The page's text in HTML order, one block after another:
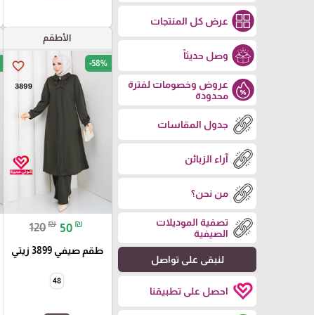
عرض كل المنتجات
وصل حديثاً
عروض وخصومات لفترة
محدودة
جدول المقاسات
آراء الزبائن
من نحن؟
تصفية الموديلات
الصيفية
لنبقى على تواصل
احصل على تطبيقنا
الأطقم
favorite_border -58%
120₪ 50 ₪
طقم صيفي 3899 زيتي
48